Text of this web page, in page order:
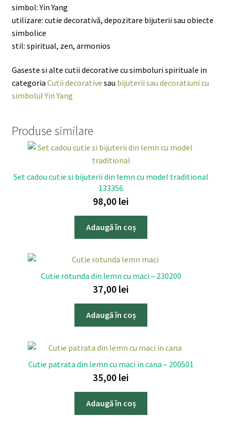
simbol: Yin Yang
utilizare: cutie decorativă, depozitare bijuterii sau obiecte
simbolice
stil: spiritual, zen, armonios
Gaseste si alte cutii decorative cu simboluri spirituale in
categoria Cutii decorative sau bijuterii sau decoratiuni cu
simbolul Yin Yang
Produse similare
Set cadou cutie si bijuterii din lemn cu model traditional
133356
98,00 lei
Adaugă în coș
Cutie rotunda din lemn cu maci – 230200
37,00 lei
Adaugă în coș
Cutie patrata din lemn cu maci in cana – 200501
35,00 lei
Adaugă în coș